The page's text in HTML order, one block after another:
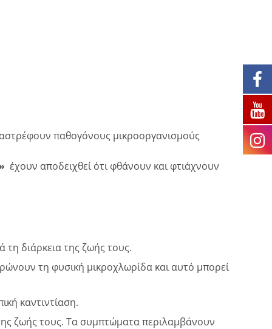
παθογόνους μικροοργανισμούς
έχουν αποδειχθεί ότι φθάνουν και φτιάχνουν
τη διάρκεια της ζωής τους.
τη φυσική μικροχλωρίδα και αυτό μπορεί
καντιντίαση.
ζωής τους. Τα συμπτώματα περιλαμβάνουν